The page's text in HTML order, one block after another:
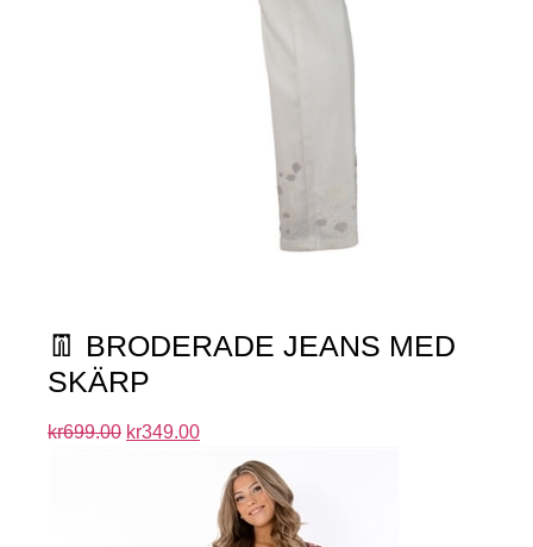
👖 BRODERADE JEANS MED
SKÄRP
kr699.00 kr349.00